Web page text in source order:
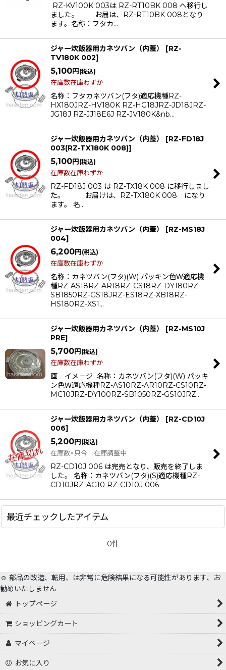
RZ-KV100K 003は RZ-RT10BK 008 へ移行し
ました。 お届は、RZ-RT10BK 008となり
ます。名称：フタカ…
ジャー炊飯器用カネツバン（内蓋） [RZ-
TV180K 002]
5,100円 (税込)
在庫数在庫わずか
名称：フタカネツバン(フタ)適応機種RZ-
HX180JRZ-HV180K RZ-HG18JRZ-JD18JRZ-
JG18J RZ-JJ18E6J RZ-JV180K&nb…
ジャー炊飯器用カネツバン（内蓋） [RZ-FD18J
003(RZ-TX180K 008)]
5,100円 (税込)
在庫数在庫わずか
RZ-FD18J 003 は RZ-TX18K 008 に移行しまし
た。 お届けは、RZ-TX180K 008 になり
ます。 名…
ジャー炊飯器用カネツバン（内蓋） [RZ-MS18J
004]
6,200円 (税込)
在庫数在庫わずか
名称：カネツバン(フタ)(W) パッキン色Ｗ適応機
種RZ-AS18RZ-AR18RZ-CS18RZ-DY180RZ-
SB1850RZ-GS18JRZ-ES18RZ-XB18RZ-
HS180RZ-XS1…
ジャー炊飯器用カネツバン（内蓋） [RZ-MS10J
PRE]
5,700円 (税込)
在庫数在庫わずか
画 イメ－ジ 名称：カネツバン(フタ)(W) パッキ
ン色Ｗ適応機種RZ-AS10RZ-AR10RZ-CS10RZ-
MC10JRZ-DY100RZ-SB1050RZ-GS10JRZ…
ジャー炊飯器用カネツバン（内蓋） [RZ-CD10J
006]
5,200円 (税込)
在庫数×只今 在庫調整中
RZ-CD10J 006 は完売となり、販売を終了しま
した。 名称：カネツバン(フタ)(S)適応機種RZ-
CD10JRZ-AG10 RZ-CD10J 006
最近チェックしたアイテム
0件
☺️ 部品の改造、転用、は非常に危険結果になる可能性があります、お
勧めいたしません
トップページ
ショッピングカート
マイページ
お気に入り